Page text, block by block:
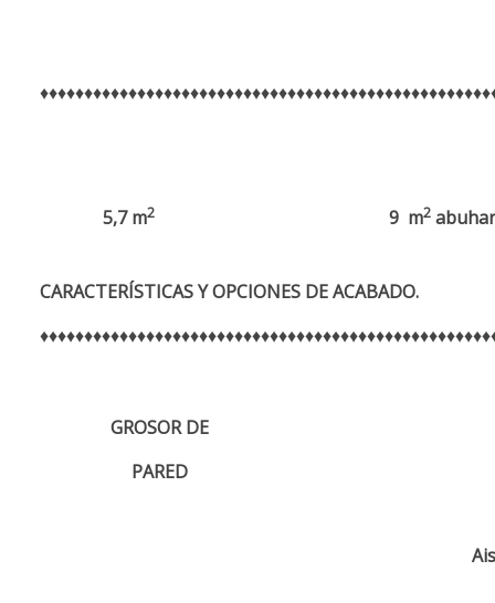
5,7 m2 9 m2
CARACTERÍSTICAS Y OPCIONES DE ACABADO.
GROSOR DE
PARED